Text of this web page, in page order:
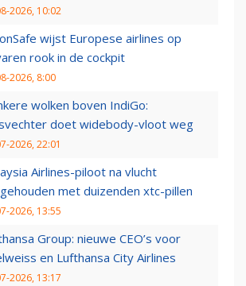
2026, 10:02
wijst Europese airlines op
rook in de cockpit
2026, 8:00
wolken boven IndiGo:
doet widebody-vloot weg
2026, 22:01
Airlines-piloot na vlucht
met duizenden xtc-pillen
2026, 13:55
Group: nieuwe CEO’s voor
en Lufthansa City Airlines
2026, 13:17